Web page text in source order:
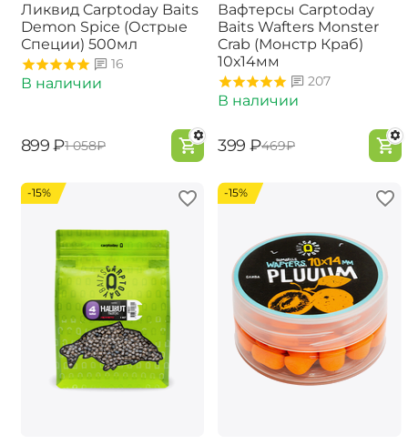
Ликвид Carptoday Baits
Demon Spice (Острые
Специи) 500мл
16
В наличии
‍899‍ ₽‍1 058‍₽
Вафтерсы Carptoday
Baits Wafters Monster
Crab (Монстр Краб)
10х14мм
207
В наличии
‍399‍ ₽‍469‍₽
-15% -15%